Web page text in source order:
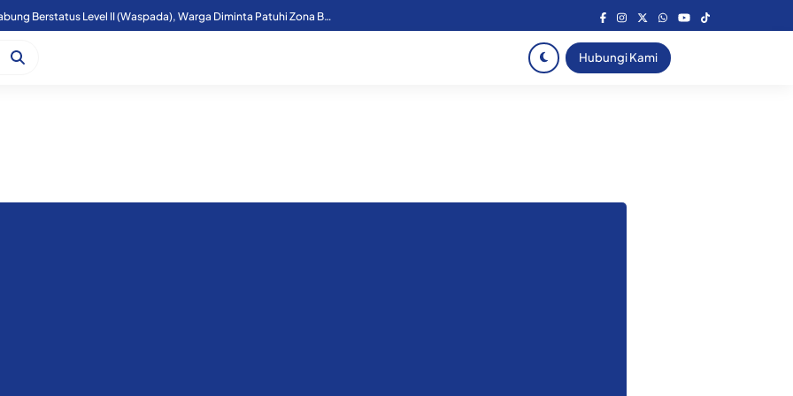
Aktivitas Gunung Sinabung Berstatus Level II (Waspada), Warga Diminta Patuhi Zona Bahaya
Hubungi Kami